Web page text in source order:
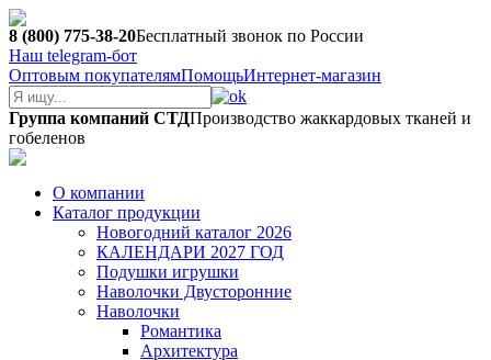
8 (800) 775-38-20Бесплатный звонок по России
Наш telegram-бот
Оптовым покупателямПомощьИнтернет-магазин
Группа компаний СТДПроизводство жаккардовых тканей и
гобеленов
О компании
Каталог продукции
Новогодний каталог 2026
КАЛЕНДАРИ 2027 ГОД
Подушки игрушки
Наволочки Двусторонние
Наволочки
Романтика
Архитектура